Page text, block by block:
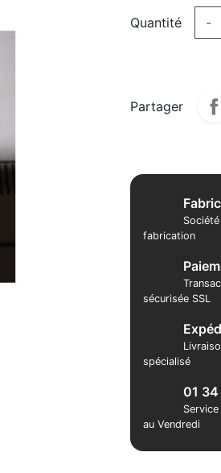
Quantité -
Partager
fabrication
sécurisée SSL
spécialisé
01
au Vendredi